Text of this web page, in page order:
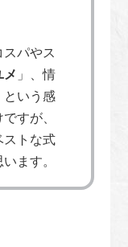
パやス
メ 」、情
という感
すが、
ストな式
ます。